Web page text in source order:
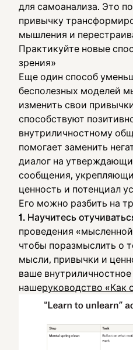
для самоанализа. Это
привычку
мышления и
Практикуйте новые
зрения»
Еще один способ
бесполезных моделей
изменить свои
способствуют
внутриличностному
помогает заменить
диалог на
сообщения,
ценность и потенциал
Его можно разбить на
1. Научитесь
проведения
чтобы поразмыслить о
мысли, привычки и
ваше
нашеруководство «Как